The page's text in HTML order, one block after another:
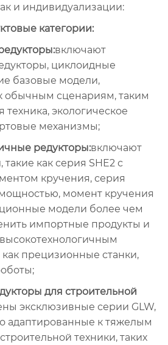
и индивидуализации:
категории:
включают
циклоидные
базовые модели,
обычным сценариям, таким
техника, экологическое
механизмы;
редукторы:включают
как серия SHE2 с
кручения, серия
момент кручения
модели более чем
импортные продукты и
прецизионные станки,
для строительной
эксклюзивные серии GLW,
адаптированные к тяжелым
техники, таких